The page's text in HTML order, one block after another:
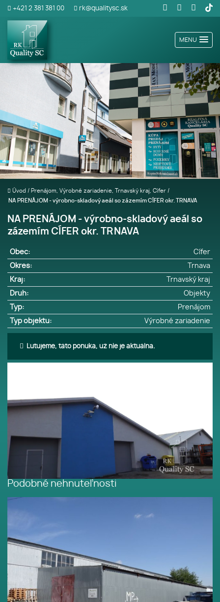
+421 2 381 381 00 rk@qualitysc.sk
MENU
Úvod / Prenájom, Výrobné zariadenie, Trnavský kraj, Cífer /
NA PRENÁJOM - výrobno-skladový aeál so zázemím CÍFER okr. TRNAVA
NA PRENÁJOM - výrobno-skladový aeál so
zázemím CÍFER okr. TRNAVA
Obec:
Cífer
Okres:
Trnava
Kraj:
Trnavský kraj
Druh:
Objekty
Typ:
Prenájom
Typ objektu:
Výrobné zariadenie
Ľutujeme, táto ponuka, už nie je aktuálna.
Podobné nehnuteľnosti
Rača - ul. Staviteľská